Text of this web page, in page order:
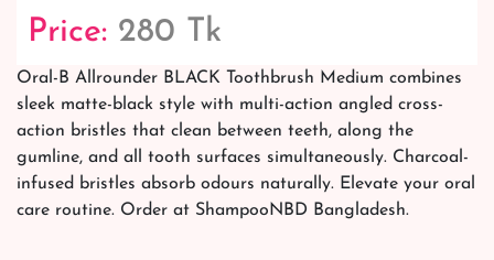
Price: 280 Tk
Oral-B Allrounder BLACK Toothbrush Medium combines
sleek matte-black style with multi-action angled cross-
action bristles that clean between teeth, along the
gumline, and all tooth surfaces simultaneously. Charcoal-
infused bristles absorb odours naturally. Elevate your oral
care routine. Order at ShampooNBD Bangladesh.